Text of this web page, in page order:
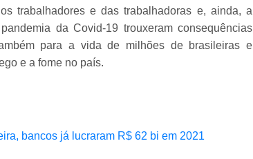
trabalhadores e das trabalhadoras e, ainda, a
da Covid-19 trouxeram consequências
para a vida de milhões de brasileiras e
e a fome no país.
bancos já lucraram R$ 62 bi em 2021